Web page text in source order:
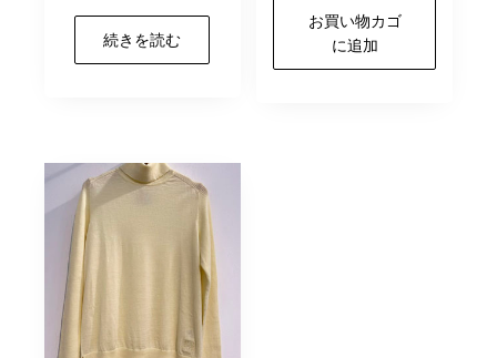
続きを読む
お買い物カゴ
に追加